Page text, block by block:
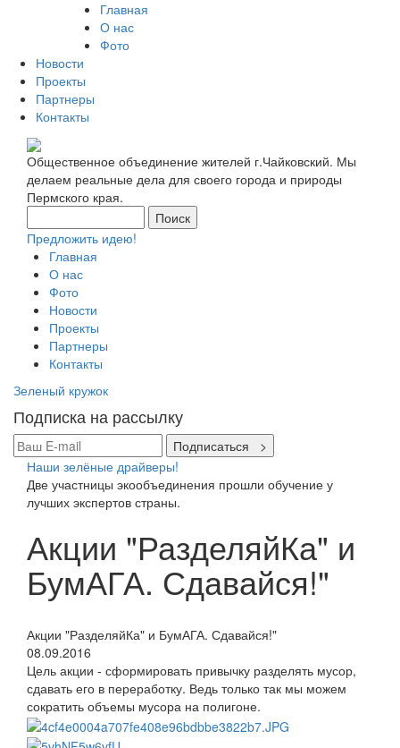
Главная
О нас
Фото
Новости
Проекты
Партнеры
Контакты
Общественное объединение жителей г.Чайковский. Мы
делаем реальные дела для своего города и природы
Пермского края.
Предложить идею!
Главная
О нас
Фото
Новости
Проекты
Партнеры
Контакты
Зеленый кружок
Подписка на рассылку
Подписаться >
Наши зелёные драйверы!
Две участницы экообъединения прошли обучение у
лучших экспертов страны.
Акции "РазделяйКа" и
БумАГА. Сдавайся!"
Акции "РазделяйКа" и БумАГА. Сдавайся!"
08.09.2016
Цель акции - сформировать привычку разделять мусор,
сдавать его в переработку. Ведь только так мы можем
сократить объемы мусора на полигоне.